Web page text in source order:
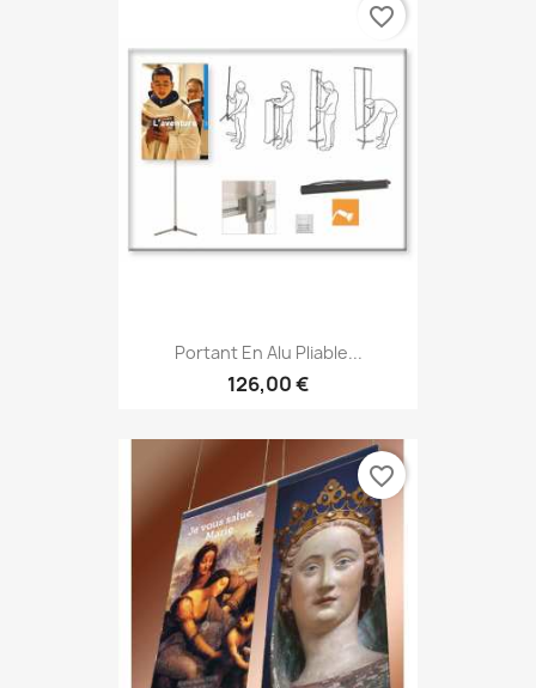
Portant En Alu Pliable...
126,00 €
favorite_border
favorite_border